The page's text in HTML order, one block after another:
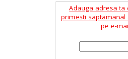
Adauga adresa ta
primesti saptamanal
pe e-